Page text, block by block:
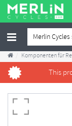
Komponenten für
Fox 34 Float Rhythm
This